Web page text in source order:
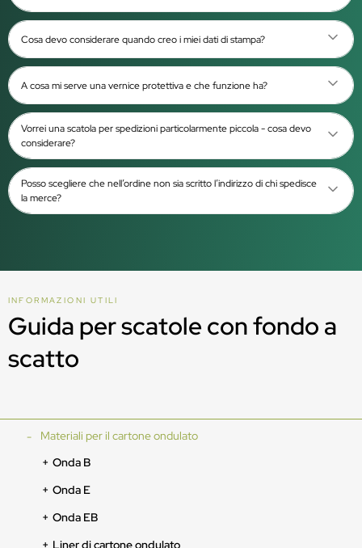
Cosa devo considerare quando creo i miei dati di stampa?
A cosa mi serve una vernice protettiva e che funzione ha?
Vorrei una scatola per spedizioni particolarmente piccola - cosa devo
considerare?
Posso scegliere che nell’ordine non sia scritto l’indirizzo di chi spedisce
la merce?
INFORMAZIONI UTILI
Guida per scatole con fondo a
scatto
Materiali per il cartone ondulato
Onda B
Onda E
Onda EB
Liner di cartone ondulato